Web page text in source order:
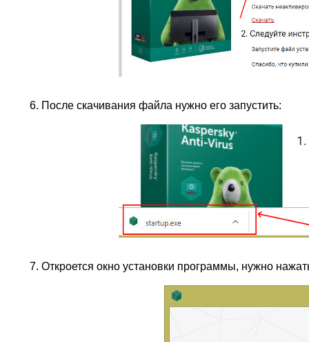
После скачивания файла нужно его запустить:
Откроется окно установки программы, нужно